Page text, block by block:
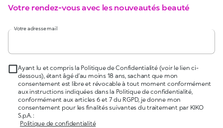
Votre rendez-vous avec les nouveautés beauté
Votre adresse mail
Ayant lu et compris la Politique de Confidentialité (voir le lien ci-
dessous), étant âgé d’au moins 18 ans, sachant que mon
consentement est libre et révocable à tout moment conformément
aux instructions indiquées dans la Politique de confidentialité,
conformément aux articles 6 et 7 du RGPD, je donne mon
consentement pour les finalités suivantes du traitement par KIKO
S.p.A. :
Politique de confidentialité